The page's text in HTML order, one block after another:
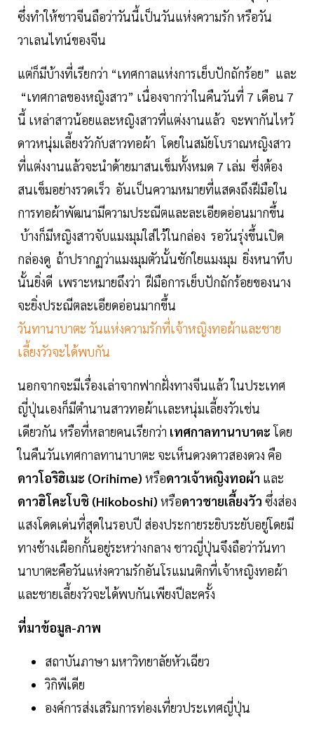
ซึ่งทำให้ชาวจีนถือว่าวันนี้เป็นวันแห่งความรัก หรือวัน
วาเลนไทน์ของจีน
แต่ก็มีบ้างที่เรียกว่า “เทศกาลแห่งการเย็บปักถักร้อย” และ
“เทศกาลของหญิงสาว” เนื่องจากว่าในคืนวันที่ 7 เดือน 7
นี้ เหล่าสาวน้อยและหญิงสาวที่แต่งงานแล้ว จะพากันไหว้
ดาวหนุ่มเลี้ยงวัวกับสาวทอผ้า โดยในสมัยโบราณหญิงสาว
ที่แต่งงานแล้วจะนำด้ายมาสนเข็มทั้งหมด 7 เล่ม ซึ่งต้อง
สนเข็มอย่างรวดเร็ว อันเป็นความหมายที่แสดงถึงฝีมือใน
การทอผ้าพัฒนามีความประณีตและละเอียดอ่อนมากขึ้น
บ้างก็มีหญิงสาวจับแมงมุมใส่ไว้ในกล่อง รอวันรุ่งขึ้นเปิด
กล่องดู ถ้าปรากฏว่าแมงมุมตัวนั้นชักใยแมงมุม ยิ่งหนาทึบ
นั้นยิ่งดี เพราะหมายถึงว่า ฝีมือการเย็บปักถักร้อยของนาง
จะยิ่งประณีตละเอียดอ่อนมากขึ้น
วันทานาบาตะ วันแห่งความรักที่เจ้าหญิงทอผ้าและชาย
เลี้ยงวัวจะได้พบกัน
นอกจากจะมีเรื่องเล่าจากฟากฝั่งทางจีนแล้ว ในประเทศ
ญี่ปุ่นเองก็มีตำนานสาวทอผ้าเเละหนุ่มเลี้ยงวัวเช่น
เดียวกัน หรือที่หลายคนเรียกว่า เทศกาลทานาบาตะโดย
ในคืนวันเทศกาลทานาบาตะ จะเห็นดวงดาวสองดวง คือ
ดาวโอริฮิเมะ (Orihime) หรือดาวเจ้าหญิงทอผ้า และ
ดาวฮิโคะโบชิ (Hikoboshi) หรือดาวชายเลี้ยงวัว ซึ่งส่อง
แสงโดดเด่นที่สุดในรอบปี ส่องประกายระยิบระยับอยู่โดยมี
ทางช้างเผือกกั้นอยู่ระหว่างกลาง ชาวญี่ปุ่นจึงถือว่าวันทา
นาบาตะคือวันแห่งความรักอันโรแมนติกที่เจ้าหญิงทอผ้า
และชายเลี้ยงวัวจะได้พบกันเพียงปีละครั้ง
ที่มาข้อมูล-ภาพ
สถาบันภาษา มหาวิทยาลัยหัวเฉียว
วิกิพีเดีย
องค์การส่งเสริมการท่องเที่ยวประเทศญี่ปุ่น